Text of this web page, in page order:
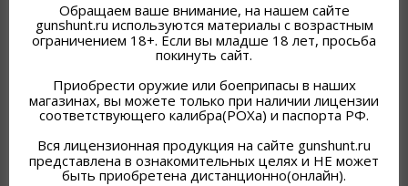
ПОХОЖИЕ ТОВАРЫ
Обращаем ваше внимание, на нашем сайте
gunshunt.ru используются материалы с возрастным
ограничением 18+. Если вы младше 18 лет, просьба
покинуть сайт.
Приобрести оружие или боеприпасы в наших
магазинах, вы можете только при наличии лицензии
соответствующего калибра(РОХа) и паспорта РФ.
Вся лицензионная продукция на сайте gunshunt.ru
представлена в ознакомительных целях и НЕ может
быть приобретена дистанционно(онлайн).